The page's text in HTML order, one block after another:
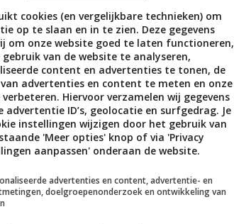
– naar je HD TV elders op dezelfde
op de zender een HD TV aansluiten
bekijken. Het draadloos ontvangen
consoles en wanneer het geluid via
en heeft exact dezelfde
hoogwaardige HDMI kabel wordt
digitale resoluties, dus zowel 480p,
De ontvanger wordt aangesloten
twee HD apparaten kunnen worden
zijn van een HDMI uitgang. Een
cookies (en vergelijkbare technieken) om
op te slaan en in te zien. Deze gegevens
om onze website goed te laten functioneren,
van de website te analyseren,
content en advertenties te tonen, de
advertenties en content te meten en onze
Hiervoor verzamelen wij gegevens
advertentie ID’s, geolocatie en surfgedrag. Je
instellingen wijzigen door het gebruik van
'Meer opties' knop of via 'Privacy
aanpassen' onderaan de website.
advertenties en content, advertentie- en
doelgroepenonderzoek en ontwikkeling van